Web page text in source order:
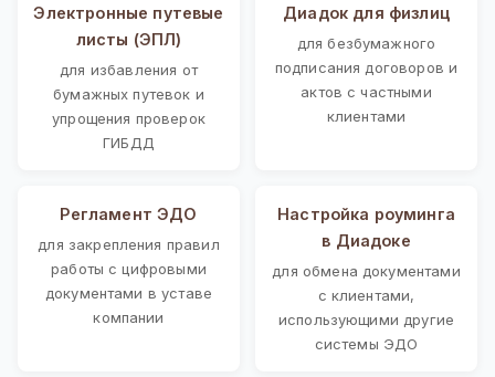
Электронные путевые
листы (ЭПЛ)
для избавления от
бумажных путевок и
упрощения проверок
ГИБДД
Диадок для физлиц
для безбумажного
подписания договоров и
актов с частными
клиентами
Регламент ЭДО
для закрепления правил
работы с цифровыми
документами в уставе
компании
Настройка роуминга
в Диадоке
для обмена документами
с клиентами,
использующими другие
системы ЭДО